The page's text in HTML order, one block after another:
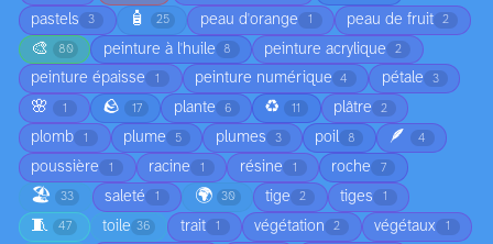
pastels 3 🧴 25 peau d'orange 1 peau de fruit 2
🎨 80 peinture à l'huile 8 peinture acrylique 2
peinture épaisse 1 peinture numérique 4 pétale 3
🌸 1 🪨 17 plante 6 ♻️ 11 plâtre 2
plomb 1 plume 5 plumes 3 poil 8 🪶 4
poussière 1 racine 1 résine 1 roche 7
🏖️ 33 saleté 1 🌍 30 tige 2 tiges 1
🧵 47 toile 36 trait 1 végétation 2 végétaux 1